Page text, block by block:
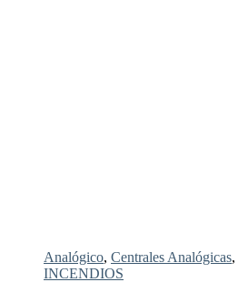
Analógico, Centrales Analógicas,
INCENDIOS